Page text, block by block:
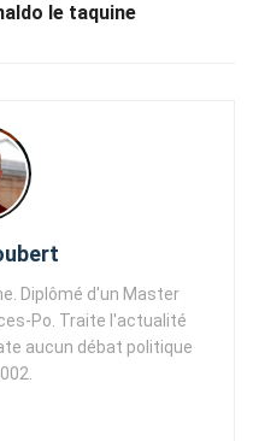
le taquine
Diplômé d'un Master
Po. Traite l'actualité
aucun débat politique